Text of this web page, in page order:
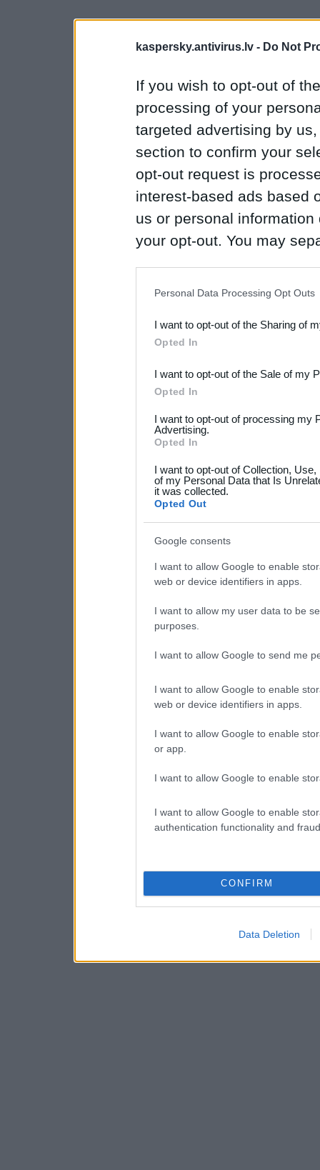
kaspersky.antivirus.lv - Do Not
If you wish to opt-out of
processing of your
targeted advertising by
section to confirm your
opt-out request is
interest-based ads based
us or personal
your opt-out. You may
Downstream Participants
third parties.
Please note that this
not limited to your visit or
grant or deny consent to
your data for below
consent section.
Personal Data Processing Opt Outs
I want to opt-out of the Sharing of
Opted In
I want to opt-out of the Sale of my
Opted In
I want to opt-out of processing my
Advertising.
Opted In
I want to opt-out of Collection,
of my Personal Data that Is
it was collected.
Opted Out
Google consents
I want to allow Google to enable
web or device identifiers in apps.
I want to allow my user data to be
purposes.
I want to allow Google to send me
I want to allow Google to enable
web or device identifiers in apps.
I want to allow Google to enable
or app.
I want to allow Google to enable
I want to allow Google to enable
authentication functionality and
CONFIRM
Data Deletion